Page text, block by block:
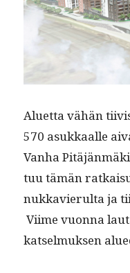
Aluet­ta vähän
570 asukkaalle
Van­ha
tuu tämän
nukkavierul­ta ja
Viime vuon­na
kat­sel­muk­sen